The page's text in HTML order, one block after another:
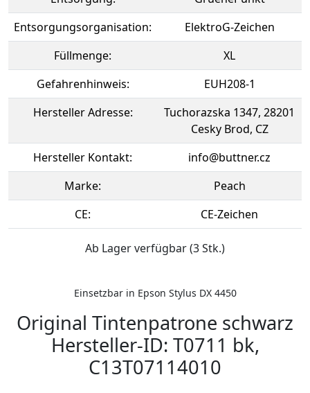
Entsorgungsorganisation:
ElektroG-Zeichen
Füllmenge:
XL
Gefahrenhinweis:
EUH208-1
Hersteller Adresse:
Tuchorazska 1347, 28201
Cesky Brod, CZ
Hersteller Kontakt:
info@buttner.cz
Marke:
Peach
CE:
CE-Zeichen
Ab Lager verfügbar (3 Stk.)
Einsetzbar in Epson Stylus DX 4450
Original Tintenpatrone schwarz
Hersteller-ID: T0711 bk,
C13T07114010